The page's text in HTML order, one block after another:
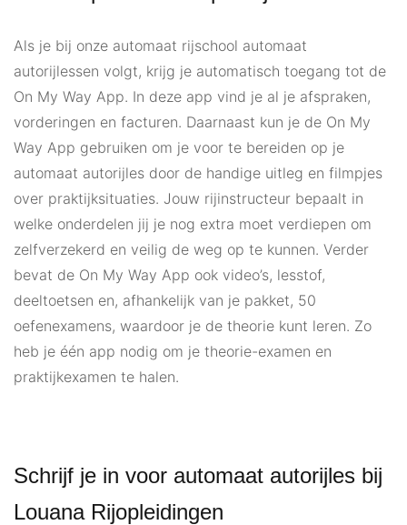
Als je bij onze automaat rijschool automaat
autorijlessen volgt, krijg je automatisch toegang tot de
On My Way App. In deze app vind je al je afspraken,
vorderingen en facturen. Daarnaast kun je de On My
Way App gebruiken om je voor te bereiden op je
automaat autorijles door de handige uitleg en filmpjes
over praktijksituaties. Jouw rijinstructeur bepaalt in
welke onderdelen jij je nog extra moet verdiepen om
zelfverzekerd en veilig de weg op te kunnen. Verder
bevat de On My Way App ook video’s, lesstof,
deeltoetsen en, afhankelijk van je pakket, 50
oefenexamens, waardoor je de theorie kunt leren. Zo
heb je één app nodig om je theorie-examen en
praktijkexamen te halen.
Schrijf je in voor automaat autorijles bij
Louana Rijopleidingen